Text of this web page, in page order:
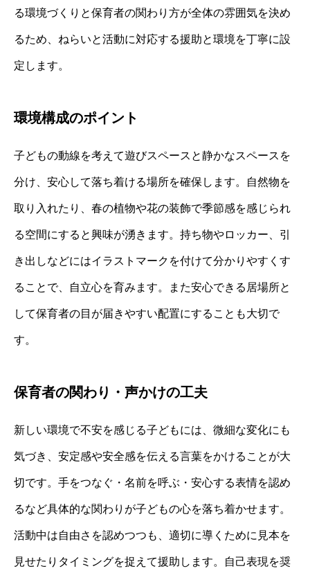
る環境づくりと保育者の関わり方が全体の雰囲気を決め
るため、ねらいと活動に対応する援助と環境を丁寧に設
定します。
環境構成のポイント
子どもの動線を考えて遊びスペースと静かなスペースを
分け、安心して落ち着ける場所を確保します。自然物を
取り入れたり、春の植物や花の装飾で季節感を感じられ
る空間にすると興味が湧きます。持ち物やロッカー、引
き出しなどにはイラストマークを付けて分かりやすくす
ることで、自立心を育みます。また安心できる居場所と
して保育者の目が届きやすい配置にすることも大切で
す。
保育者の関わり・声かけの工夫
新しい環境で不安を感じる子どもには、微細な変化にも
気づき、安定感や安全感を伝える言葉をかけることが大
切です。手をつなぐ・名前を呼ぶ・安心する表情を認め
るなど具体的な関わりが子どもの心を落ち着かせます。
活動中は自由さを認めつつも、適切に導くために見本を
見せたりタイミングを捉えて援助します。自己表現を奨